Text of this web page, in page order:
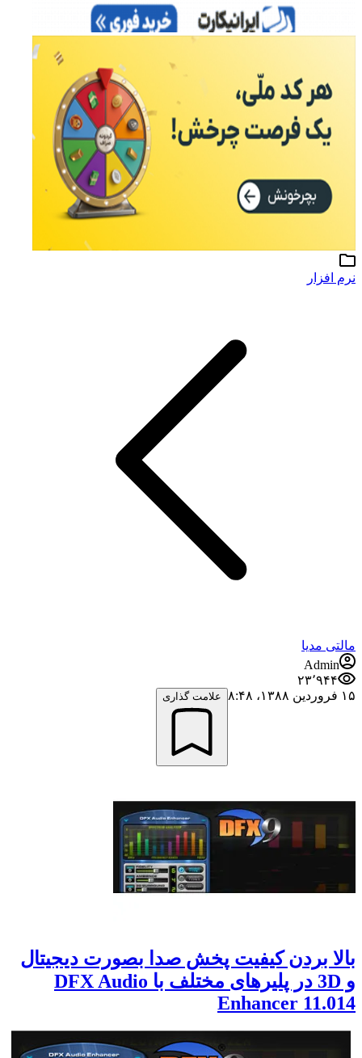
نرم افزار
مالتی مدیا
Admin
۲۳٬۹۴۴
۱۵ فروردین ۱۳۸۸،‏ ۸:۴۸
علامت گذاری
بالا بردن کیفیت پخش صدا بصورت دیجیتال
و 3D در پلیرهای مختلف با DFX Audio
Enhancer 11.014